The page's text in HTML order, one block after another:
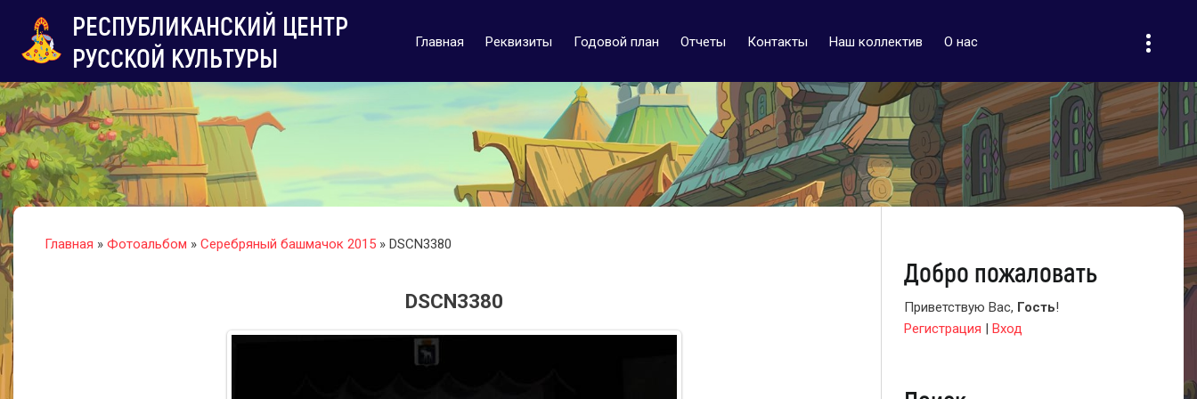
РЕСПУБЛИКАНСКИЙ ЦЕНТР
РУССКОЙ КУЛЬТУРЫ
Главная Реквизиты Годовой план Отчеты Контакты Наш коллектив О нас
Главная » Фотоальбом » Серебряный башмачок 2015 » DSCN3380
DSCN3380
Добро пожаловать
Приветствую Вас, Гость!
Регистрация | Вход